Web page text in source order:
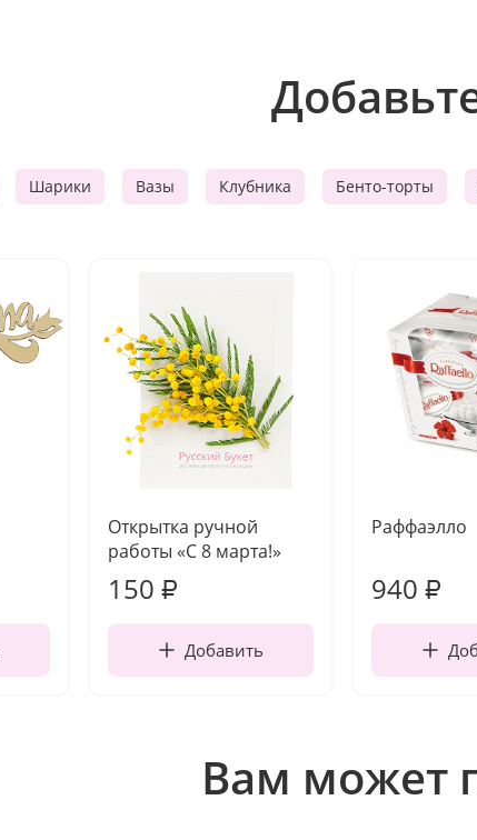
Шарики Вазы Клубника Бенто-торты
Открытка ручной
работы «С 8 марта!»
150 ₽
Добавить
Раффаэлло
940 ₽
Вам может